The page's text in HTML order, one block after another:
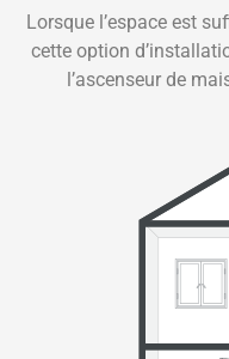
Lorsque l’espace est
cette option
l’ascenseur de